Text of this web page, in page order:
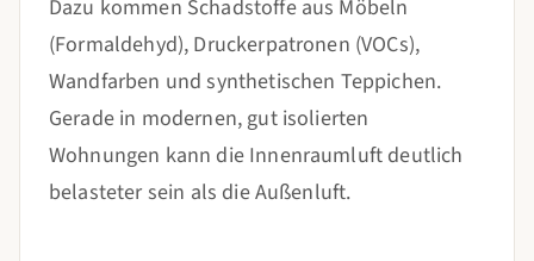
Dazu kommen Schadstoffe aus Möbeln
(Formaldehyd), Druckerpatronen (VOCs),
Wandfarben und synthetischen Teppichen.
Gerade in modernen, gut isolierten
Wohnungen kann die Innenraumluft deutlich
belasteter sein als die Außenluft.